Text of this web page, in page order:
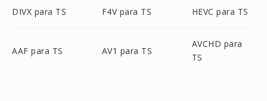
DIVX para TS F4V para TS HEVC para TS
AAF para TS AV1 para TS
AVCHD para
TS